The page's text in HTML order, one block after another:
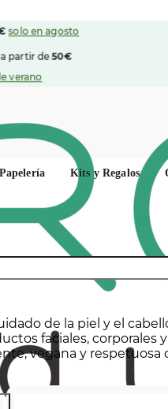
solo en agosto
partir de50€
verano
Papelería Kits y Regalos
de la piel y el
faciales, corporales
vegana y respetuosa